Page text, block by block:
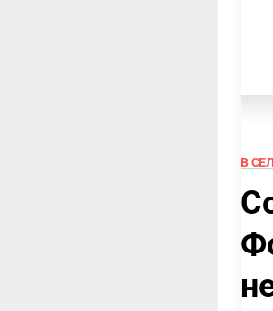
В